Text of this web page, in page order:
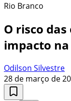
Rio Branco
O risco
impacto
Odilson Silvestre
28 de março de